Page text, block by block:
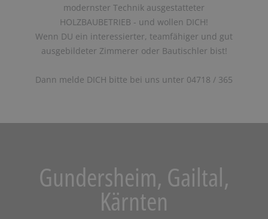
modernster Technik ausgestatteter
HOLZBAUBETRIEB - und wollen DICH!
Wenn DU ein interessierter, teamfähiger und gut
ausgebildeter Zimmerer oder Bautischler bist!
Dann melde DICH bitte bei uns unter 04718 / 365
Gundersheim, Gailtal,
Kärnten